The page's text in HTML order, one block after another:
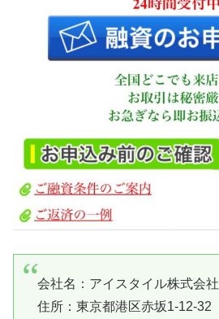
会社名： アイスタイル株式会社
住所：東京都港区赤坂1-12-32